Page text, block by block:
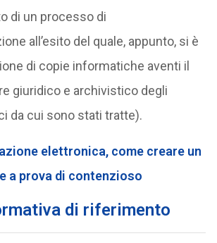
di un processo di
all’esito del quale, appunto, si è
di copie informatiche aventi il
giuridico e archivistico degli
da cui sono stati tratte).
elettronica, come creare un
a prova di contenzioso
di riferimento